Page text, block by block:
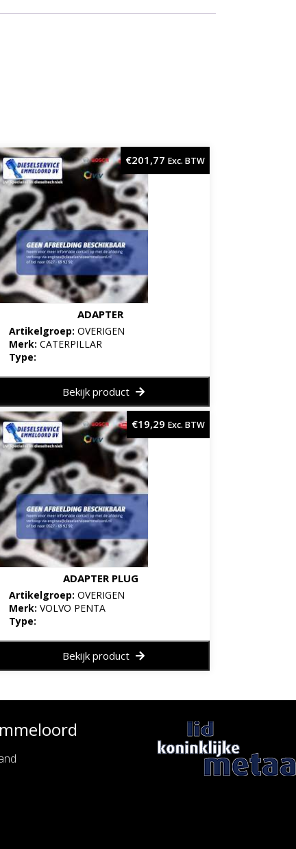
ADAPTER
Artikelgroep:OVERIGEN
Merk:CATERPILLAR
Type:
€201,77 Exc. BTW
Bekijk product
ADAPTER PLUG
Artikelgroep:OVERIGEN
Merk:VOLVO PENTA
Type:
€19,29 Exc. BTW
Bekijk product